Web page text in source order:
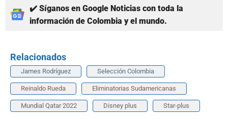
✔️ Síganos en Google Noticias con toda la
información de Colombia y el mundo.
Relacionados
James Rodríguez Selección Colombia
Reinaldo Rueda Eliminatorias Sudamericanas
Mundial Qatar 2022 Disney plus Star-plus